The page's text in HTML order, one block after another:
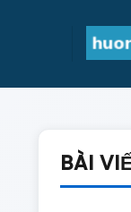
BÀI